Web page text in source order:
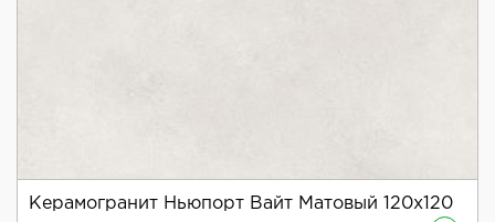
Керамогранит Ньюпорт Вайт Матовый 120x120